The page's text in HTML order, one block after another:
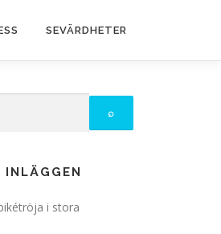
SEVÄRDHETER
INLÄGGEN
i stora